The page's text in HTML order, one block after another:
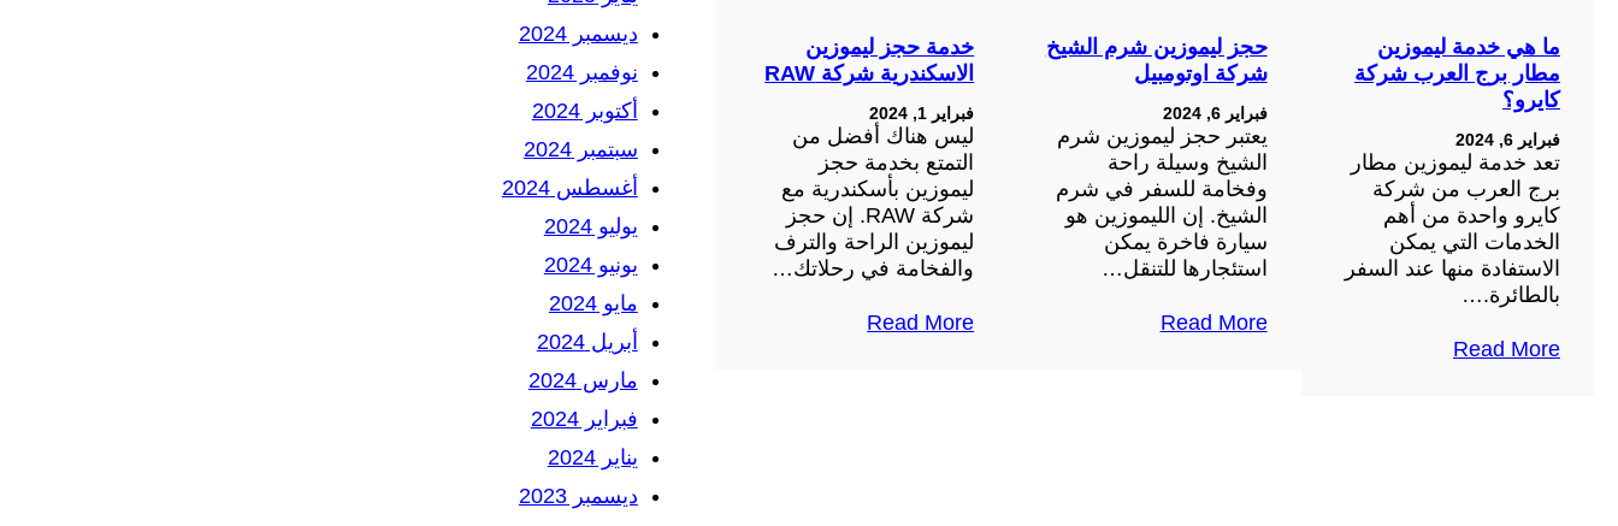
ما هي خدمة ليموزين
مطار برج العرب شركة
كايرو؟
فبراير 6, 2024
تعد خدمة ليموزين مطار
برج العرب من شركة
كايرو واحدة من أهم
الخدمات التي يمكن
الاستفادة منها عند السفر
بالطائرة.…
Read More
حجز ليموزين شرم الشيخ
شركة اوتومبيل
فبراير 6, 2024
يعتبر حجز ليموزين شرم
الشيخ وسيلة راحة
وفخامة للسفر في شرم
الشيخ. إن الليموزين هو
سيارة فاخرة يمكن
استئجارها للتنقل…
Read More
خدمة حجز ليموزين
الاسكندرية شركة RAW
فبراير 1, 2024
ليس هناك أفضل من
التمتع بخدمة حجز
ليموزين بأسكندرية مع
شركة RAW. إن حجز
ليموزين الراحة والترف
والفخامة في رحلاتك…
Read More
ديسمبر 2024
نوفمبر 2024
أكتوبر 2024
سبتمبر 2024
أغسطس 2024
يوليو 2024
يونيو 2024
مايو 2024
أبريل 2024
مارس 2024
فبراير 2024
يناير 2024
ديسمبر 2023